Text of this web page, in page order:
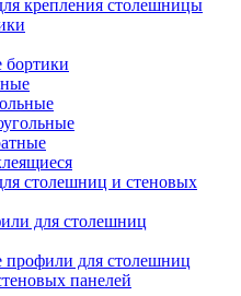
крепления столешницы
столешниц и стеновых
для столешниц
для столешниц
панелей